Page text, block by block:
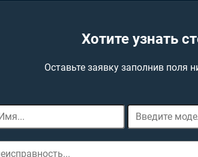
Хотите узнать
Оставьте заявку заполнив